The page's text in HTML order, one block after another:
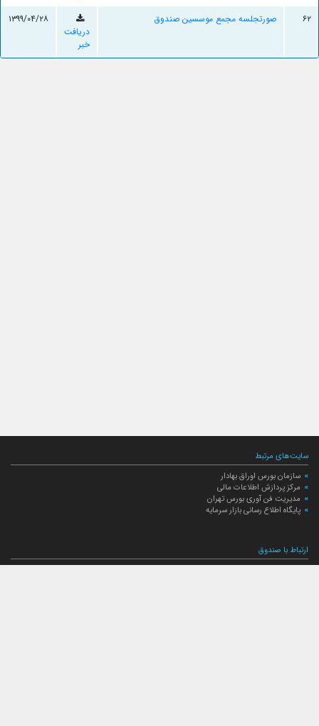
۶۲
صورتجلسه مجمع موسسین صندوق
دریافت
خبر
۱۳۹۹/۰۴/۲۸
سایت‌های مرتبط
سازمان بورس اوراق بهادار
مرکز پردازش اطلاعات مالی
مدیریت فن آوری بورس تهران
پایگاه اطلاع رسانی بازار سرمایه
ارتباط با صندوق